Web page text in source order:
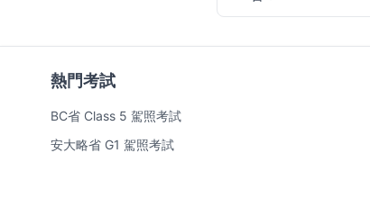
熱門考試
BC省 Class 5 駕照考試
安大略省 G1 駕照考試